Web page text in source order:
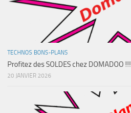
TECHNOS BONS-PLANS
Profitez des SOLDES chez DOMADOO !!!
20 JANVIER 2026